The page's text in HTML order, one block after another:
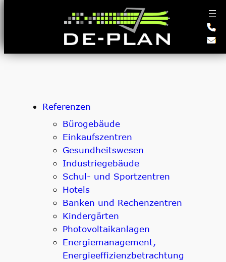
springen
Referenzen
Bürogebäude
Einkaufszentren
Gesundheitswesen
Industriegebäude
Schul- und Sportzentren
Hotels
Banken und Rechenzentren
Kindergärten
Photovoltaikanlagen
Energiemanagement,
Energieeffizienzbetrachtung